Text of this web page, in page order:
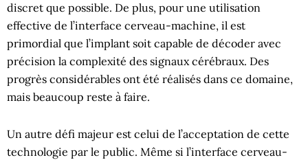
discret que possible. De plus, pour une utilisation
effective de l’interface cerveau-machine, il est
primordial que l’implant soit capable de décoder avec
précision la complexité des signaux cérébraux. Des
progrès considérables ont été réalisés dans ce domaine,
mais beaucoup reste à faire.
Un autre défi majeur est celui de l’acceptation de cette
technologie par le public. Même si l’interface cerveau-